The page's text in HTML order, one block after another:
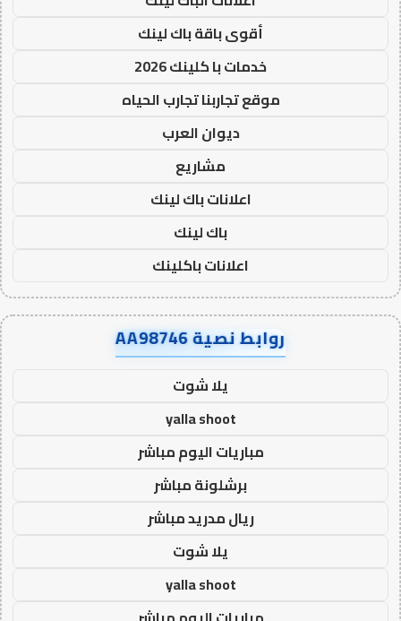
أقوى باقة باك لينك
خدمات با كلينك 2026
موقع تجاربنا تجارب الحياه
ديوان العرب
مشاريع
اعلانات باك لينك
باك لينك
اعلانات باكلينك
روابط نصية AA98746
يلا شوت
yalla shoot
مباريات اليوم مباشر
برشلونة مباشر
ريال مدريد مباشر
يلا شوت
yalla shoot